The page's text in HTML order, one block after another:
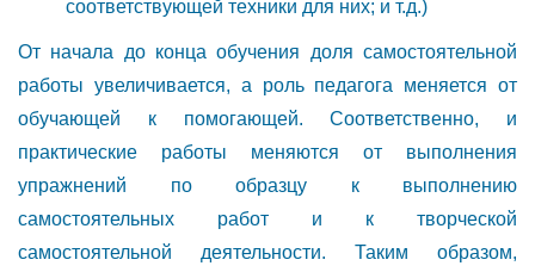
соответствующей техники для них; и т.д.)
От начала до конца обучения доля самостоятельной
работы увеличивается, а роль педагога меняется от
обучающей к помогающей. Соответственно, и
практические работы меняются от выполнения
упражнений по образцу к выполнению
самостоятельных работ и к творческой
самостоятельной деятельности. Таким образом,